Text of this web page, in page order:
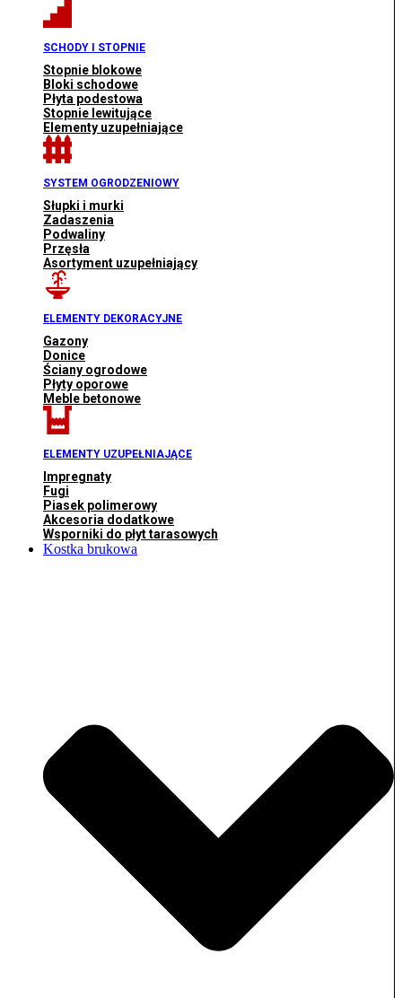
SCHODY I STOPNIE
Stopnie blokowe
Bloki schodowe
Płyta podestowa
Stopnie lewitujące
Elementy uzupełniające
SYSTEM OGRODZENIOWY
Słupki i murki
Zadaszenia
Podwaliny
Przęsła
Asortyment uzupełniający
ELEMENTY DEKORACYJNE
Gazony
Donice
Ściany ogrodowe
Płyty oporowe
Meble betonowe
ELEMENTY UZUPEŁNIAJĄCE
Impregnaty
Fugi
Piasek polimerowy
Akcesoria dodatkowe
Wsporniki do płyt tarasowych
Kostka brukowa